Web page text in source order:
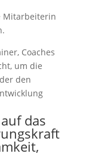
Mitarbeiterin
Coaches
um die
den
das